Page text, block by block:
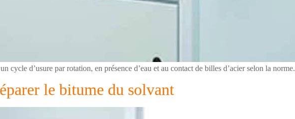
cycle d’usure par rotation, en présence d’eau et au contact de billes d’acier selon la norme.
le bitume du solvant